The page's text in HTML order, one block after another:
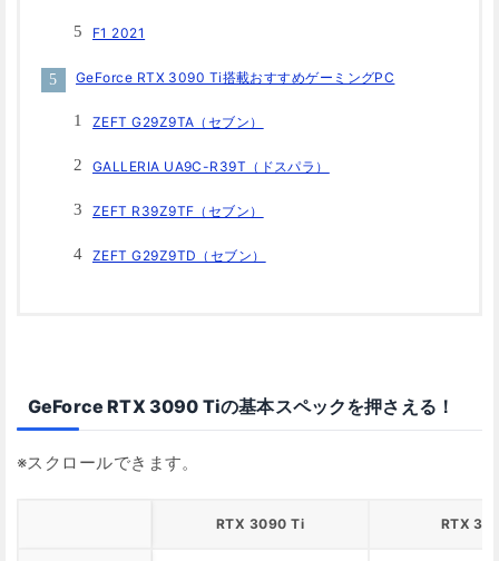
F1 2021
GeForce RTX 3090 Ti搭載おすすめゲーミングPC
ZEFT G29Z9TA（セブン）
GALLERIA UA9C-R39T（ドスパラ）
ZEFT R39Z9TF（セブン）
ZEFT G29Z9TD（セブン）
GeForce RTX 3090 Tiの基本スペックを押さえる！
RTX 3090 Ti RTX